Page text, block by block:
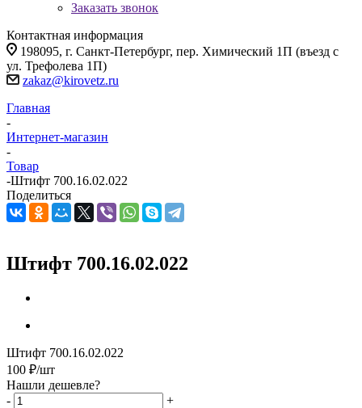
Заказать звонок
Контактная информация
198095, г. Санкт-Петербург, пер. Химический 1П (въезд с
ул. Трефолева 1П)
zakaz@kirovetz.ru
Главная
-
Интернет-магазин
-
Товар
-Штифт 700.16.02.022
Поделиться
Штифт 700.16.02.022
Штифт 700.16.02.022
100 ₽/шт
Нашли дешевле?
-
+